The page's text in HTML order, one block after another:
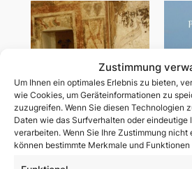
Zustimmung
Um Ihnen ein optimales Erlebnis zu bieten,
wie Cookies, um Geräteinformationen zu
zuzugreifen. Wenn Sie diesen Technologien
Daten wie das Surfverhalten oder eindeutige
verarbeiten. Wenn Sie Ihre Zustimmung
können bestimmte Merkmale und